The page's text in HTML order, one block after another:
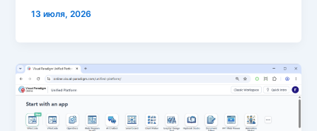
13 июля, 2026